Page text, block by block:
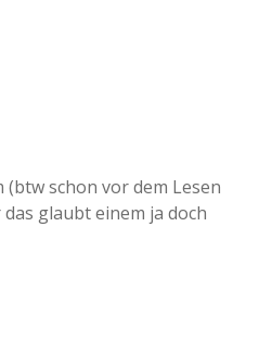
(btw schon vor dem Lesen
glaubt einem ja doch